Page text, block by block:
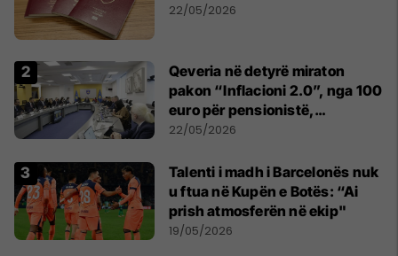
22/05/2026
Qeveria në detyrë miraton
pakon “Inflacioni 2.0”, nga 100
euro për pensionistë,
punëtorët privat, fëmijë dhe
22/05/2026
Talenti i madh i Barcelonës nuk
u ftua në Kupën e Botës: “Ai
prish atmosferën në ekip"
19/05/2026